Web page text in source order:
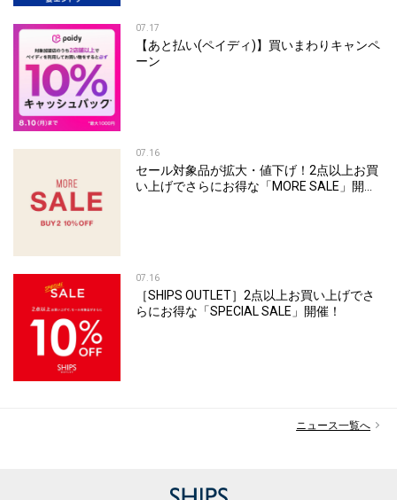
07.17
【あと払い(ペイディ)】買いまわりキャンペ
ーン
07.16
セール対象品が拡大・値下げ！2点以上お買
い上げでさらにお得な「MORE SALE」開
07.16
［SHIPS OUTLET］2点以上お買い上げでさ
らにお得な「SPECIAL SALE」開催！
ニュース一覧へ